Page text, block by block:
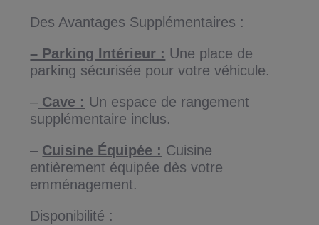
Des Avantages Supplémentaires :
– Parking Intérieur : Une place de
parking sécurisée pour votre véhicule.
– Cave : Un espace de rangement
supplémentaire inclus.
– Cuisine Équipée : Cuisine
entièrement équipée dès votre
emménagement.
Disponibilité :